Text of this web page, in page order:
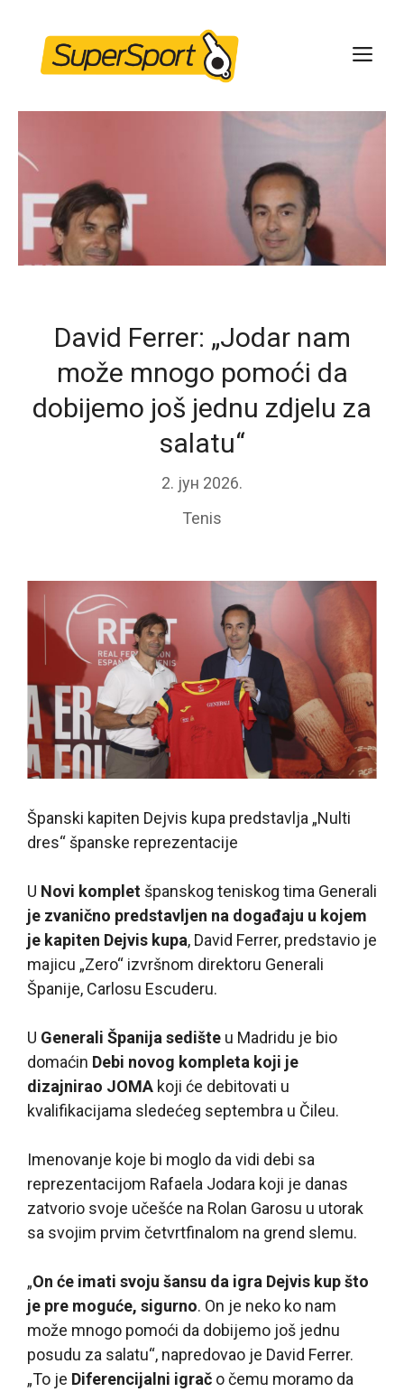
content
David Ferrer: „Jodar nam
može mnogo pomoći da
dobijemo još jednu zdjelu za
salatu“
2. јун 2026.
Tenis
Španski kapiten Dejvis kupa predstavlja „Nulti
dres“ španske reprezentacije
U Novi komplet španskog teniskog tima Generali
je zvanično predstavljen na događaju u kojem
je kapiten Dejvis kupa, David Ferrer, predstavio je
majicu „Zero“ izvršnom direktoru Generali
Španije, Carlosu Escuderu.
U Generali Španija sedište u Madridu je bio
domaćin Debi novog kompleta koji je
dizajnirao JOMA koji će debitovati u
kvalifikacijama sledećeg septembra u Čileu.
Imenovanje koje bi moglo da vidi debi sa
reprezentacijom Rafaela Jodara koji je danas
zatvorio svoje učešće na Rolan Garosu u utorak
sa svojim prvim četvrtfinalom na grend slemu.
„On će imati svoju šansu da igra Dejvis kup što
je pre moguće, sigurno. On je neko ko nam
može mnogo pomoći da dobijemo još jednu
posudu za salatu“, napredovao je David Ferrer.
„To je Diferencijalni igrač o čemu moramo da